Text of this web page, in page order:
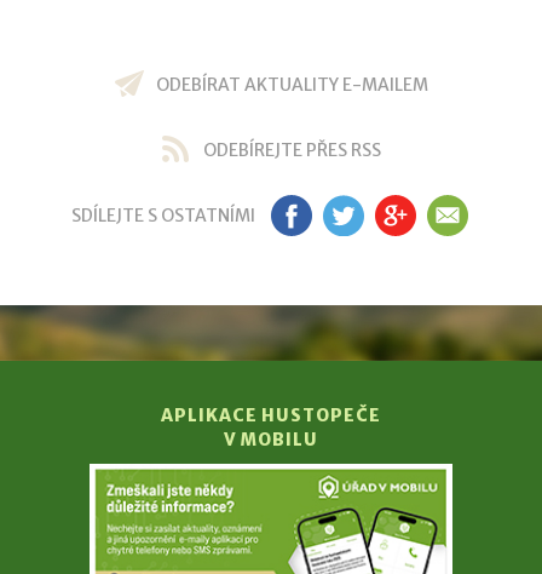
ODEBÍRAT AKTUALITY E-MAILEM
ODEBÍREJTE PŘES RSS
SDÍLEJTE S OSTATNÍMI FB TW GP EM
APLIKACE HUSTOPEČE
V MOBILU